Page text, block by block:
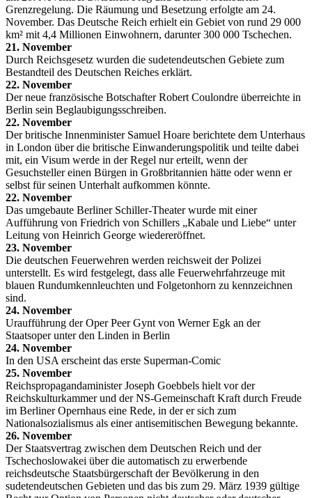
Grenzregelung. Die Räumung und Besetzung erfolgte am 24.
November. Das Deutsche Reich erhielt ein Gebiet von rund 29 000
km² mit 4,4 Millionen Einwohnern, darunter 300 000 Tschechen.
21. November
Durch Reichsgesetz wurden die sudetendeutschen Gebiete zum
Bestandteil des Deutschen Reiches erklärt.
22. November
Der neue französische Botschafter Robert Coulondre überreichte in
Berlin sein Beglaubigungsschreiben.
22. November
Der britische Innenminister Samuel Hoare berichtete dem Unterhaus
in London über die britische Einwanderungspolitik und teilte dabei
mit, ein Visum werde in der Regel nur erteilt, wenn der
Gesuchsteller einen Bürgen in Großbritannien hätte oder wenn er
selbst für seinen Unterhalt aufkommen könnte.
22. November
Das umgebaute Berliner Schiller-Theater wurde mit einer
Aufführung von Friedrich von Schillers „Kabale und Liebe“ unter
Leitung von Heinrich George wiedereröffnet.
23. November
Die deutschen Feuerwehren werden reichsweit der Polizei
unterstellt. Es wird festgelegt, dass alle Feuerwehrfahrzeuge mit
blauen Rundumkennleuchten und Folgetonhorn zu kennzeichnen
sind.
24. November
Uraufführung der Oper Peer Gynt von Werner Egk an der
Staatsoper unter den Linden in Berlin
24. November
In den USA erscheint das erste Superman-Comic
25. November
Reichspropagandaminister Joseph Goebbels hielt vor der
Reichskulturkammer und der NS-Gemeinschaft Kraft durch Freude
im Berliner Opernhaus eine Rede, in der er sich zum
Nationalsozialismus als einer antisemitischen Bewegung bekannte.
26. November
Der Staatsvertrag zwischen dem Deutschen Reich und der
Tschechoslowakei über die automatisch zu erwerbende
reichsdeutsche Staatsbürgerschaft der Bevölkerung in den
sudetendeutschen Gebieten und das bis zum 29. März 1939 gültige